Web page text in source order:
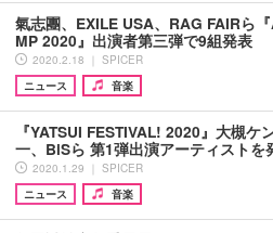
氣志團、EXILE USA、RAG FAIRら
MP 2020』出演者第三弾で9組発表
2020.2.18 ｜ SPICER
ニュース
音楽
『YATSUI FESTIVAL! 2020』大槻ケ
一、BiSら 第1弾出演アーティストを
2020.1.29 ｜ SPICER
ニュース
音楽